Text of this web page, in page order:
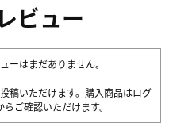
ビュー
ーはまだありません。
稿いただけます。購入商品はログ
らご確認いただけます。